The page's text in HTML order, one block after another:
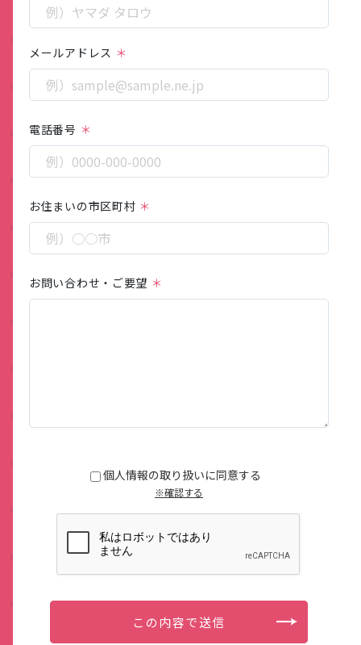
メールアドレス
電話番号
お住まいの市区町村
お問い合わせ・ご要望
個人情報の取り扱いに同意する
※確認する